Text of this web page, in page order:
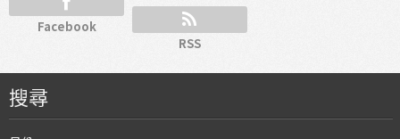
Facebook
RSS
搜尋